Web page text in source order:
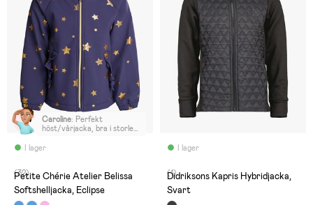
I lager
Caroline: Perfekt
höst/vårjacka, bra i storlek
(32)
Petite Chérie Atelier Belissa
Softshelljacka, Eclipse
I lager
(1)
Didriksons Kapris Hybridjacka,
Svart